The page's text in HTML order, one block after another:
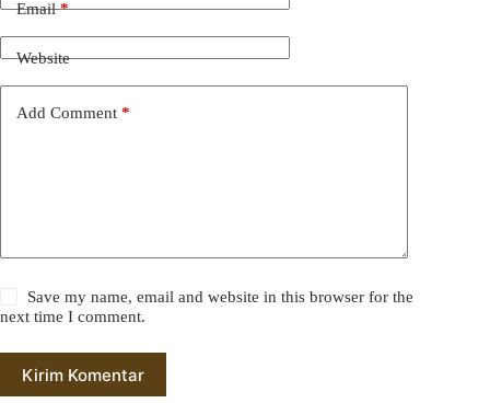
Email*
Website
Add Comment *
Save my name, email and website in this browser for the
next time I comment.
Kirim Komentar